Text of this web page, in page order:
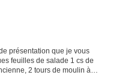
présentation que je vous
feuilles de salade 1 cs de
2 tours de moulin à